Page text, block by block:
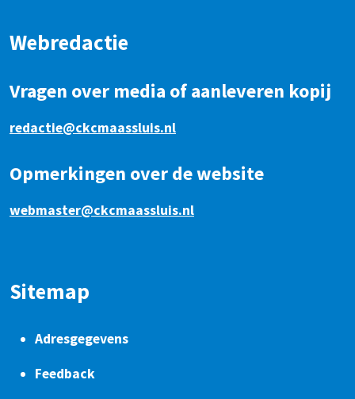
Webredactie
Vragen over media of aanleveren kopij
redactie@ckcmaassluis.nl
Opmerkingen over de website
webmaster@ckcmaassluis.nl
Sitemap
Adresgegevens
Feedback